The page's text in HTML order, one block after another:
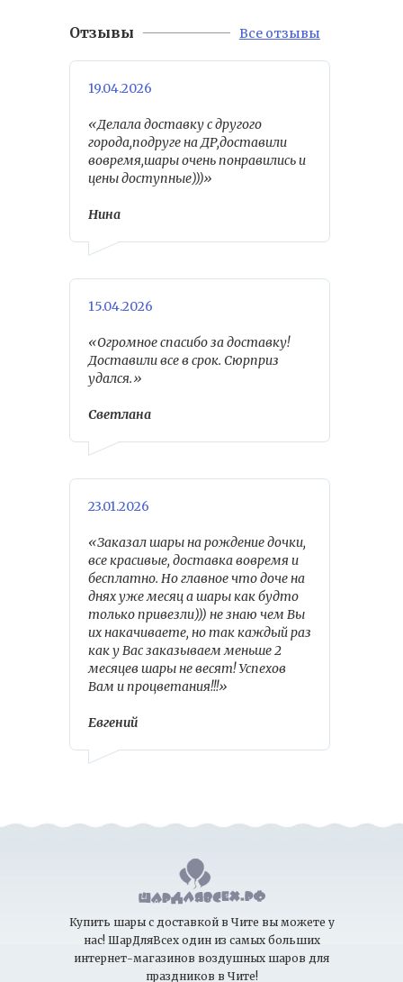
Отзывы Все отзывы
19.04.2026
«Делала доставку с другого
города,подруге на ДР,доставили
вовремя,шары очень понравились и
цены доступные)))»
Нина
15.04.2026
«Огромное спасибо за доставку!
Доставили все в срок. Сюрприз
удался.»
Светлана
23.01.2026
«Заказал шары на рождение дочки,
все красивые, доставка вовремя и
бесплатно. Но главное что доче на
днях уже месяц а шары как будто
только привезли))) не знаю чем Вы
их накачиваете, но так каждый раз
как у Вас заказываем меньше 2
месяцев шары не весят! Успехов
Вам и процветания!!!»
Евгений
Купить шары с доставкой в Чите вы можете у
нас! ШарДляВсех один из самых больших
интернет-магазинов воздушных шаров для
праздников в Чите!